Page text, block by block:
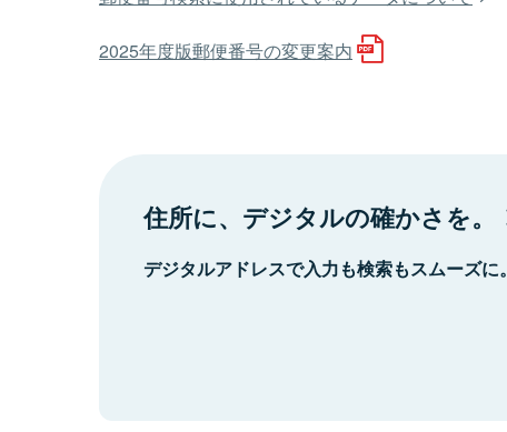
2025年度版郵便番号の変更案内
住所に、デジタルの確かさを。
デジタルアドレスで入力も検索もスムーズに。